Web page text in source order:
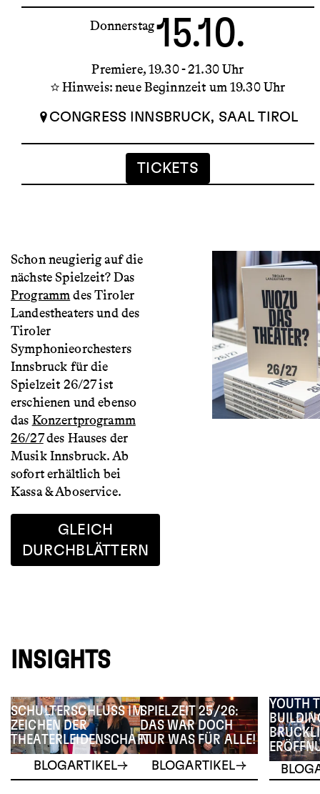
Donnerstag15.10.
Premiere 19.30 - 21.30 Uhr
Hinweis: neue Beginnzeit um 19.30 Uhr
CONGRESS INNSBRUCK, SAAL TIROL
TICKETS
Schon neugierig auf die
nächste Spielzeit? Das
Programmdes Tiroler
Landestheaters und des
Tiroler
Symphonieorchesters
Innsbruck für die
Spielzeit 26/27 ist
erschienen und ebenso
das Konzertprogramm
26/27des Hauses der
Musik Innsbruck. Ab
sofort erhältlich bei
Kassa & Aboservice.
GLEICH
DURCHBLÄTTERN
INSIGHTS
SCHULTERSCHLUSS IM
ZEICHEN DER
THEATERLEIDENSCHAFT
BLOGARTIKEL
SPIELZEIT 25/26:
DAS WAR DOCH
NUR WAS FÜR ALLE!
BLOGARTIKEL
YOUTH